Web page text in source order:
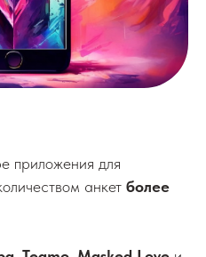
приложения для
анкет более